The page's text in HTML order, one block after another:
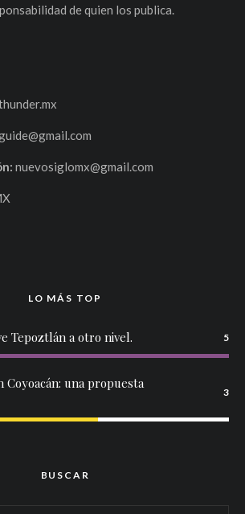
de quien los publica.
nuevosiglomx@gmail.com
LO MÁS TOP
Tepoztlán a otro nivel. 5
Coyoacán: una propuesta
3
BUSCAR